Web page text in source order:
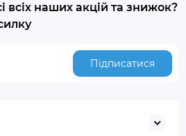
всіх наших акцій та знижок?
Підписатися